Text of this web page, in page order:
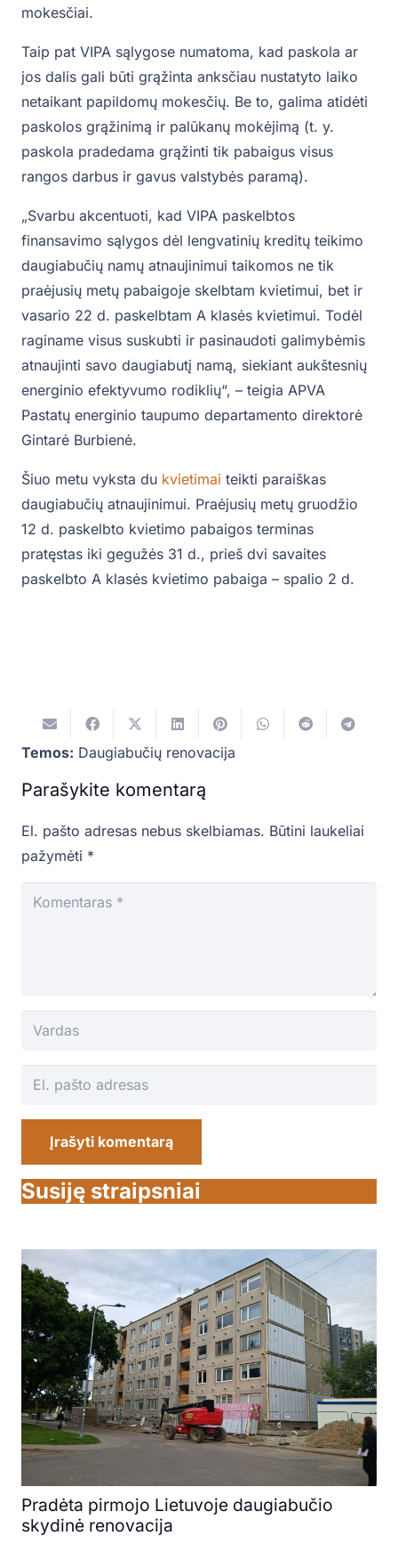
mokesčiai.
Taip pat VIPA sąlygose numatoma, kad paskola ar
jos dalis gali būti grąžinta anksčiau nustatyto laiko
netaikant papildomų mokesčių. Be to, galima atidėti
paskolos grąžinimą ir palūkanų mokėjimą (t. y.
paskola pradedama grąžinti tik pabaigus visus
rangos darbus ir gavus valstybės paramą).
„Svarbu akcentuoti, kad VIPA paskelbtos
finansavimo sąlygos dėl lengvatinių kreditų teikimo
daugiabučių namų atnaujinimui taikomos ne tik
praėjusių metų pabaigoje skelbtam kvietimui, bet ir
vasario 22 d. paskelbtam A klasės kvietimui. Todėl
raginame visus suskubti ir pasinaudoti galimybėmis
atnaujinti savo daugiabutį namą, siekiant aukštesnių
energinio efektyvumo rodiklių“, – teigia APVA
Pastatų energinio taupumo departamento direktorė
Gintarė Burbienė.
Šiuo metu vyksta du kvietimai teikti paraiškas
daugiabučių atnaujinimui. Praėjusių metų gruodžio
12 d. paskelbto kvietimo pabaigos terminas
pratęstas iki gegužės 31 d., prieš dvi savaites
paskelbto A klasės kvietimo pabaiga – spalio 2 d.
Temos: Daugiabučių renovacija
Parašykite komentarą
El. pašto adresas nebus skelbiamas. Būtini laukeliai
pažymėti *
Įrašyti komentarą
Susiję straipsniai
Pradėta pirmojo Lietuvoje daugiabučio
skydinė renovacija